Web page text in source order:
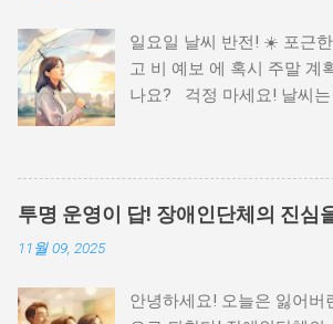
회 놓치면 두고두고 후회할
직관 티켓 득템 찬스를 잡으
공식 커뮤니티 바로가기 티
관 티켓은 어떻게 얻을 수
마세요! 마치 숨겨진 게임
는 것처럼, 컴투스프로야구
어진다고 하니, 이건 뭐 안
일요일 날씨 반전! ☀️ 포근
고 비 예보 에 혹시 주말 계
나요? 걱정 마세요! 날씨
즐길 수 있답니다. 이번 일
속았다가 갑자기 쏟아지는
록, 제가 똑똑한 날씨 대비
머러스하게 알려드릴게요.
씨 확인 날씨도 밀당의 고
투명 운영이 답! 장애인단체의 진심
11월 09, 2025
안녕하세요! 오늘은 잃어버